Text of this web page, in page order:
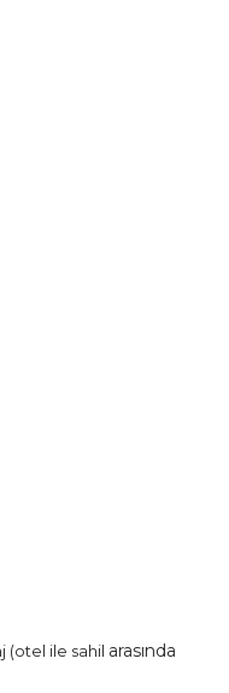
(otel ile sahil arasında